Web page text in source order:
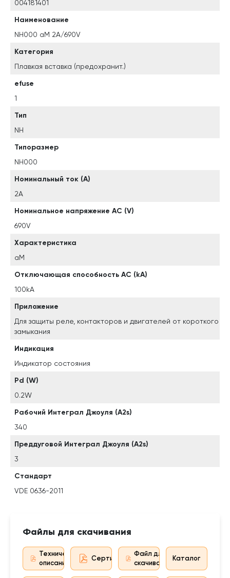
004181401
Наименование
NH000 aM 2A/690V
Категория
Плавкая вставка (предохранит.)
efuse
1
Тип
NH
Типоразмер
NH000
Номинальный ток (A)
2A
Номинальное напряжение AC (V)
690V
Характеристика
aM
Отключающая способность AC (kA)
100kA
Приложение
Для защиты реле, контакторов и двигателей от короткого
замыкания
Индикация
Индикатор состояния
Pd (W)
0.2W
Рабочий Интеграл Джоуля (A2s)
340
Преддуговой Интеграл Джоуля (A2s)
3
Стандарт
VDE 0636-2011
Файлы для скачивания
Техническое
описание
Сертификат дистрибьютора
Файл для
скачивания
Каталог